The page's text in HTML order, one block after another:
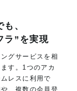
、
ラ”を実現
グサービスを相
す。1つのアカ
レスに利用で
、複数の会員登